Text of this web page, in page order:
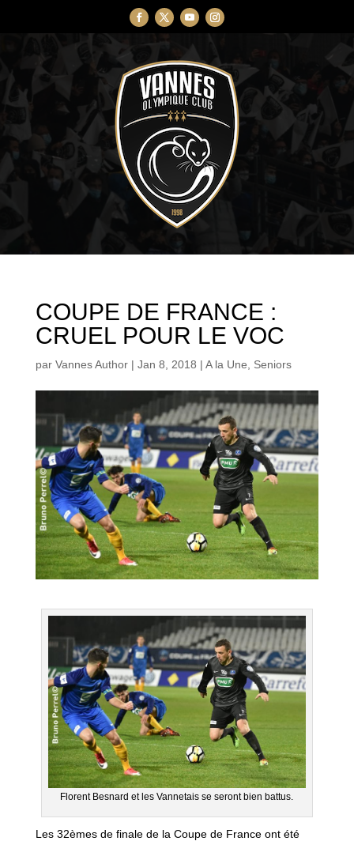
COUPE DE FRANCE :
CRUEL POUR LE VOC
par Vannes Author| Jan 8, 2018 | A la Une, Seniors
Florent Besnard et les Vannetais se seront bien battus.
Les 32èmes de finale de la Coupe de France ont été